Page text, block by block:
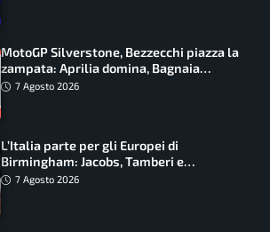
MotoGP Silverstone, Bezzecchi piazza la
zampata: Aprilia domina, Bagnaia
costretto al Q1
7 Agosto 2026
L’Italia parte per gli Europei di
Birmingham: Jacobs, Tamberi e
Battocletti guidano una spedizione
7 Agosto 2026